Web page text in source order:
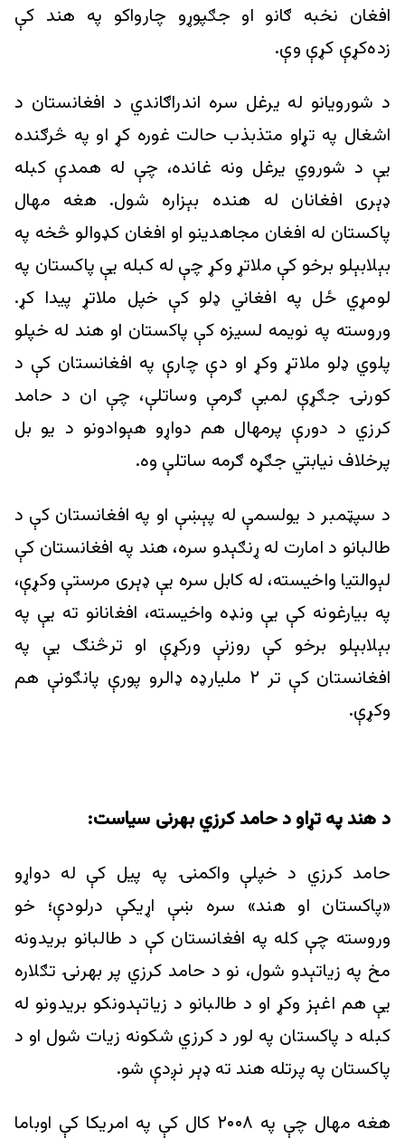
افغان نخبه ګانو او جګپوړو چارواکو په هند کې
زده‌کړې کړې وې.
د شورویانو له یرغل سره اندراګاندي د افغانستان د
اشغال په تړاو متذبذب حالت غوره کړ او په څرګنده
یې د شوروي یرغل ونه غانده، چې له همدې کبله
ډېری افغانان له هنده بېزاره شول. هغه مهال
پاکستان له افغان مجاهدینو او افغان کډوالو څخه په
بېلابېلو برخو کې ملاتړ وکړ چې له کبله یې پاکستان په
لومړي ځل په افغاني ډلو کې خپل ملاتړ پیدا کړ.
وروسته په نویمه لسیزه کې پاکستان او هند له خپلو
پلوي ډلو ملاتړ وکړ او دې چارې په افغانستان کې د
کورنۍ جګړې لمبې ګرمې وساتلې، چې ان د حامد
کرزي د دورې پرمهال هم دواړو هېوادونو د یو بل
پرخلاف نیابتي جګړه ګرمه ساتلې وه.
د سپټمبر د يولسمې له پېښې او په افغانستان کې د
طالبانو د امارت له ړنګېدو سره، هند په افغانستان کې
لېوالتیا واخیسته، له کابل سره یې ډېری مرستې وکړې،
په بیارغونه کې یې ونډه واخیسته، افغانانو ته یې په
بېلابېلو برخو کې روزنې ورکړې او ترڅنګ یې په
افغانستان کې تر ۲ ملیارډه ډالرو پورې پانګونې هم
وکړې.
د هند په تړاو د حامد کرزي بهرنی سیاست:
حامد کرزي د خپلې واکمنۍ په پیل کې له دواړو
«پاکستان او هند» سره ښې اړیکې درلودې؛ خو
وروسته چې کله په افغانستان کې د طالبانو بريدونه
مخ په زیاتېدو شول، نو د حامد کرزي پر بهرنۍ تګلاره
یې هم اغېز وکړ او د طالبانو د زياتېدونکو بريدونو له
کبله د پاکستان په لور د کرزي شکونه زیات شول او د
پاکستان په پرتله هند ته ډېر نږدې شو.
هغه مهال چې په ۲۰۰۸ کال کې په امریکا کې اوباما